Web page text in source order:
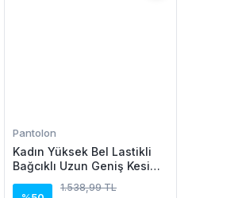
Pantolon
Kadın Yüksek Bel Lastikli
Bağcıklı Uzun Geniş Kesim
1.538,99 TL